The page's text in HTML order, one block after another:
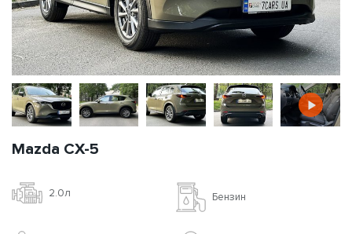
Mazda CX-5
2.0л Бензин